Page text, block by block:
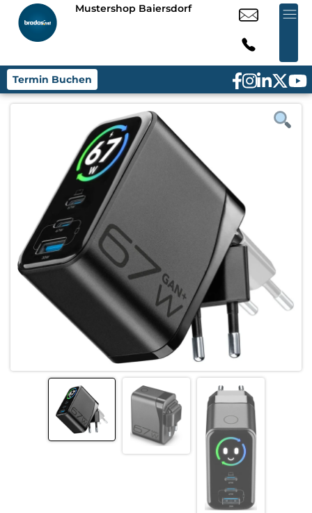
Mustershop Baiersdorf
Termin Buchen